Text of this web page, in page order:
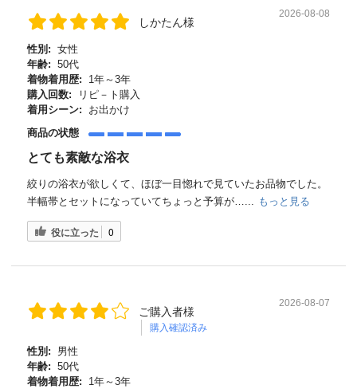
しかたん様
2026-08-08
性別: 女性
年齢: 50代
着物着用歴:
1年～3年
購入回数:
リピ－ト購入
着用シーン:
お出かけ
商品の状態
とても素敵な浴衣
絞りの浴衣が欲しくて、ほぼ一目惚れで見ていたお品物でした。
半幅帯とセットになっていてちょっと予算が…... もっと見る
役に立った 0
ご購入者様
購入確認済み
2026-08-07
性別:
男性
年齢: 50代
着物着用歴:
1年～3年